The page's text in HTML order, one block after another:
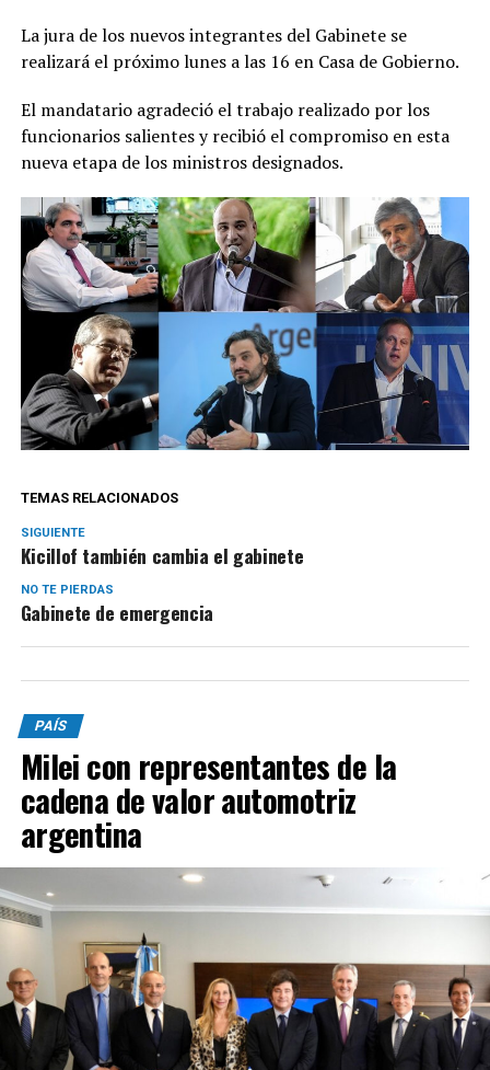
La jura de los nuevos integrantes del Gabinete se
realizará el próximo lunes a las 16 en Casa de Gobierno.
El mandatario agradeció el trabajo realizado por los
funcionarios salientes y recibió el compromiso en esta
nueva etapa de los ministros designados.
TEMAS RELACIONADOS
SIGUIENTE
Kicillof también cambia el gabinete
NO TE PIERDAS
Gabinete de emergencia
PAÍS
Milei con representantes de la
cadena de valor automotriz
argentina